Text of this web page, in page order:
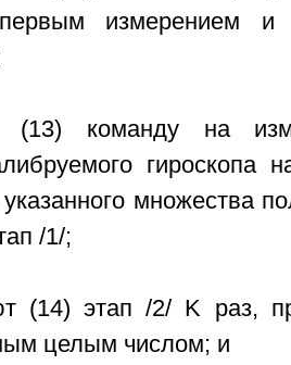
измерением и
команду на
гироскопа
множества
/1/;
(14) этап /2/ K раз,
целым числом; и